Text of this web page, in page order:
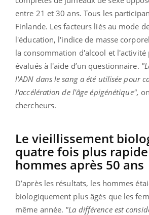
entre 21 et 30 ans. Tous les
Finlande. Les facteurs liés au mode
l'éducation, l'indice de masse
la consommation d'alcool et l'activité
évalués à l'aide d’un questionnaire.
l'ADN dans le sang a été utilisée pour
l'accélération de l'âge épigénétique",
chercheurs.
Le vieillissement
quatre fois plus rapide
hommes après 50 ans
D’après les résultats, les hommes
biologiquement plus âgés que les
même année. "La différence est